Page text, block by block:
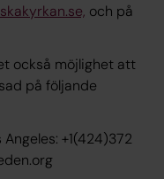
och på
också möjlighet att
på följande
+1(424)372